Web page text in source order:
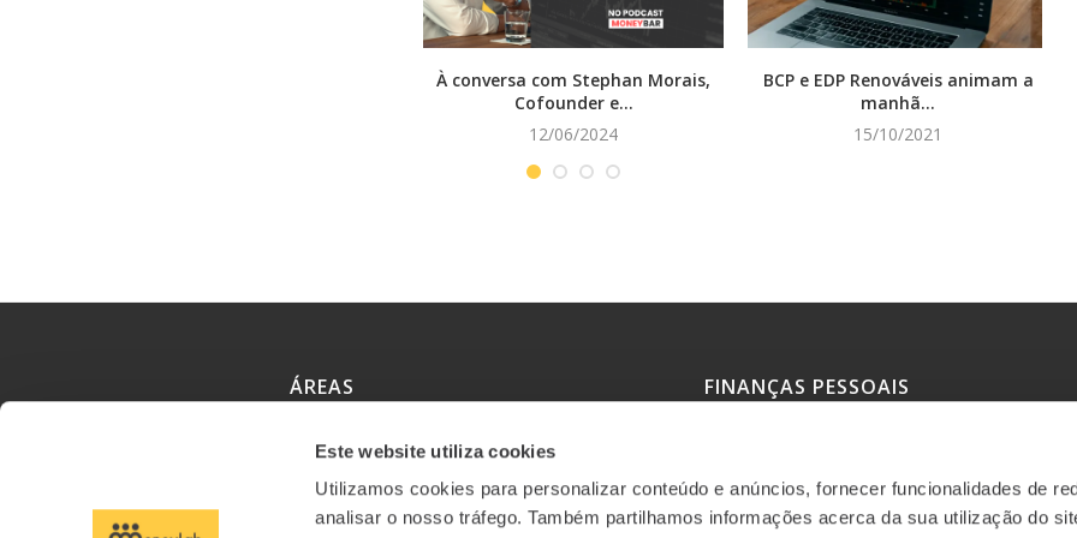
Este website utiliza cookies
Utilizamos cookies para personalizar conteúdo e anúncios, fornecer funcionalidades de
analisar o nosso tráfego. Também partilhamos informações acerca da sua utilização do
À conversa com Stephan Morais,
Cofounder e...
12/06/2024
BCP e EDP Renováveis animam a
manhã...
15/10/2021
ÁREAS
Conteúdos
FINANÇAS PESSOAIS
Simulador poupança mensal-objetivo